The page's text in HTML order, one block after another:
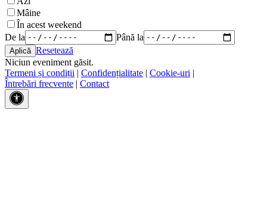
Mâine
În acest weekend
De la
Până la
Resetează
Niciun eveniment găsit.
Termeni și condiții | Confidențialitate | Cookie-uri |
Întrebări frecvente | Contact